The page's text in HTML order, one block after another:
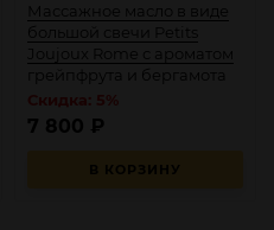
Массажное масло в виде
большой свечи Petits
Joujoux Rome с ароматом
грейпфрута и бергамота
В КОРЗИНУ
7 800 ₽